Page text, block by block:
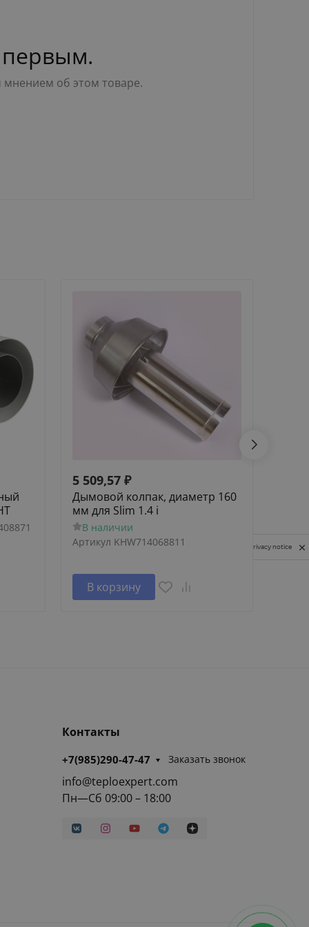
мнением об этом товаре.
5 509,57 ₽
Дымовой колпак, диаметр 160
мм для Slim 1.4 i
В наличии
Артикул KHW714068811
В корзину
Контакты
+7(985)290-47-47 Заказать звонок
info@teploexpert.com
Пн—Сб 09:00 – 18:00
Privacy notice